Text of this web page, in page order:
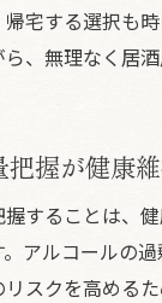
宅する選択も
、無理なく居
把握が健康
することは、
アルコールの
スクを高める